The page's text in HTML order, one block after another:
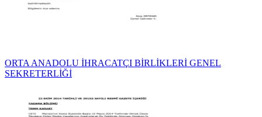
ORTA ANADOLU İHRACATÇI BİRLİKLERİ GENEL
SEKRETERLİĞİ